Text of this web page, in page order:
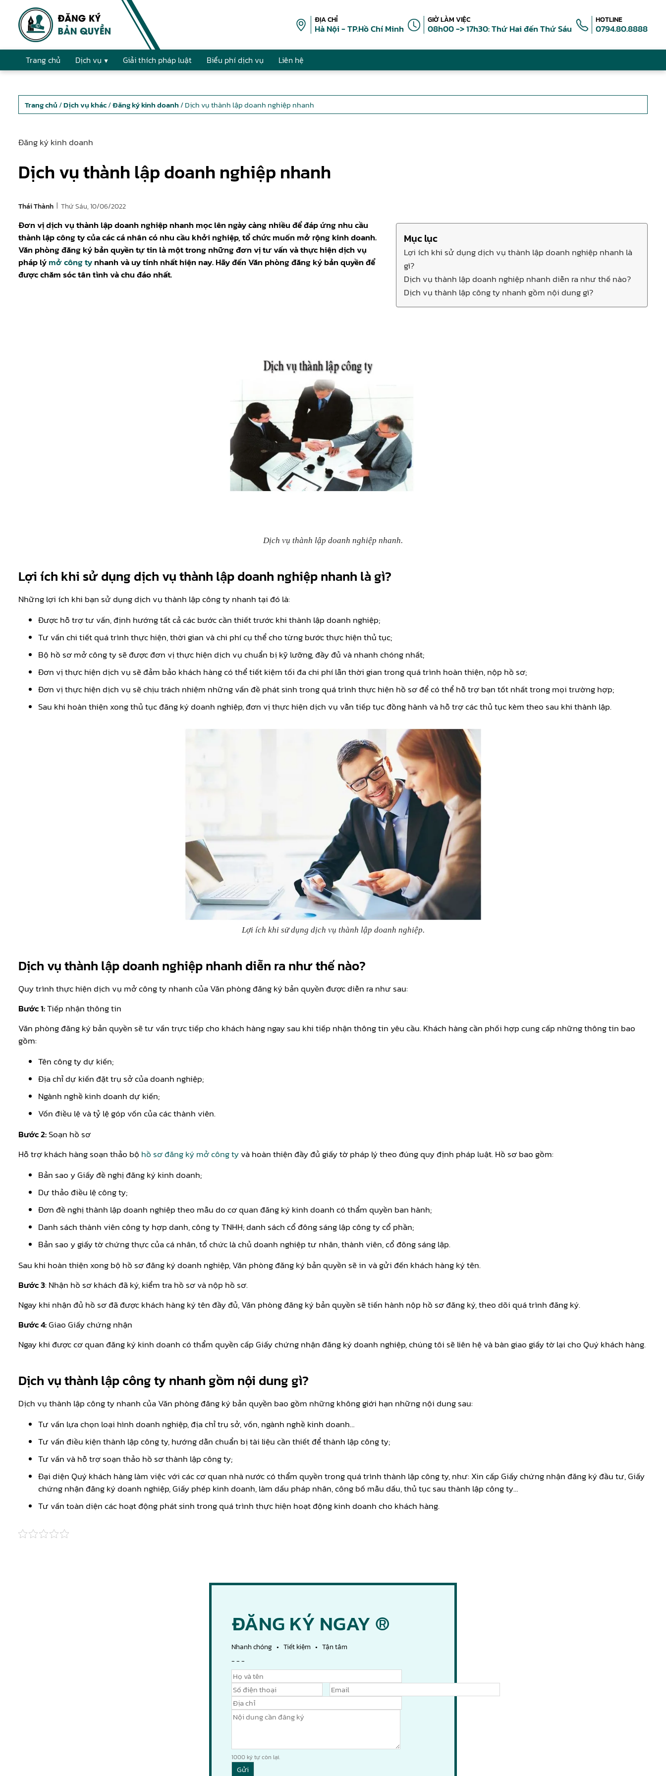
ĐỊA CHỈ
Hà Nội - TP.Hồ Chí Minh
GIỜ LÀM VIỆC
08h00 -> 17h30: Thứ Hai đến Thứ Sáu
HOTLINE
0794.80.8888
Trang chủ Dịch vụ Giải thích pháp luật Biểu phí dịch vụ Liên hệ
Trang chủ /Dịch vụ khác/Đăng ký kinh doanh / Dịch vụ thành lập doanh nghiệp nhanh
Đăng ký kinh doanh
Dịch vụ thành lập doanh nghiệp nhanh
Thái Thành | Thứ Sáu, 10/06/2022
Mục lục
Lợi ích khi sử dụng dịch vụ thành lập doanh nghiệp nhanh là
gì?
Dịch vụ thành lập doanh nghiệp nhanh diễn ra như thế nào?
Dịch vụ thành lập công ty nhanh gồm nội dung gì?
Đơn vị dịch vụ thành lập doanh nghiệp nhanh mọc lên ngày càng nhiều để đáp ứng nhu cầu
thành lập công ty của các cá nhân có nhu cầu khởi nghiệp, tổ chức muốn mở rộng kinh doanh.
Văn phòng đăng ký bản quyền tự tin là một trong những đơn vị tư vấn và thực hiện dịch vụ
pháp lýmở công tynhanh và uy tính nhất hiện nay. Hãy đến Văn phòng đăng ký bản quyền để
được chăm sóc tân tình và chu đáo nhất.
Dịch vụ thành lập doanh nghiệp nhanh.
Lợi ích khi sử dụng dịch vụ thành lập doanh nghiệp nhanh là gì?
Những lợi ích khi bạn sử dụng dịch vụ thành lập công ty nhanh tại đó là:
Được hỗ trợ tư vấn, định hướng tất cả các bước cần thiết trước khi thành lập doanh nghiệp;
Tư vấn chi tiết quá trình thực hiện, thời gian và chi phí cụ thể cho từng bước thực hiện thủ tục;
Bộ hồ sơ mở công ty sẽ được đơn vị thực hiện dịch vụ chuẩn bị kỹ lưỡng, đầy đủ và nhanh chóng nhất;
Đơn vị thực hiện dịch vụ sẽ đảm bảo khách hàng có thể tiết kiệm tối đa chi phí lẫn thời gian trong quá trình hoàn thiện, nộp hồ sơ;
Đơn vị thực hiện dịch vụ sẽ chịu trách nhiệm những vấn đề phát sinh trong quá trình thực hiện hồ sơ để có thể hỗ trợ bạn tốt nhất trong mọi trường hợp;
Sau khi hoàn thiện xong thủ tục đăng ký doanh nghiệp, đơn vị thực hiện dịch vụ vẫn tiếp tục đồng hành và hỗ trợ các thủ tục kèm theo sau khi thành lập.
Lợi ích khi sử dụng dịch vụ thành lập doanh nghiệp.
Dịch vụ thành lập doanh nghiệp nhanh diễn ra như thế nào?
Quy trình thực hiện dịch vụ mở công ty nhanh của Văn phòng đăng ký bản quyền được diễn ra như sau:
Bước 1:Tiếp nhận thông tin
Văn phòng đăng ký bản quyền sẽ tư vấn trực tiếp cho khách hàng ngay sau khi tiếp nhận thông tin yêu cầu. Khách hàng cần phối hợp cung cấp những thông tin bao
gồm:
Tên công ty dự kiến;
Địa chỉ dự kiến đặt trụ sở của doanh nghiệp;
Ngành nghề kinh doanh dự kiến;
Vốn điều lệ và tỷ lệ góp vốn của các thành viên.
Bước 2:Soạn hồ sơ
Hỗ trợ khách hàng soạn thảo bộ hồ sơ đăng ký mở công tyvà hoàn thiện đầy đủ giấy tờ pháp lý theo đúng quy định pháp luật. Hồ sơ bao gồm:
Bản sao y Giấy đề nghị đăng ký kinh doanh;
Dự thảo điều lệ công ty;
Đơn đề nghị thành lập doanh nghiệp theo mẫu do cơ quan đăng ký kinh doanh có thẩm quyền ban hành;
Danh sách thành viên công ty hợp danh, công ty TNHH; danh sách cổ đông sáng lập công ty cổ phần;
Bản sao y giấy tờ chứng thực của cá nhân, tổ chức là chủ doanh nghiệp tư nhân, thành viên, cổ đông sáng lập.
Sau khi hoàn thiện xong bộ hồ sơ đăng ký doanh nghiệp, Văn phòng đăng ký bản quyền sẽ in và gửi đến khách hàng ký tên.
Bước 3: Nhận hồ sơ khách đã ký, kiểm tra hồ sơ và nộp hồ sơ.
Ngay khi nhận đủ hồ sơ đã được khách hàng ký tên đầy đủ, Văn phòng đăng ký bản quyền sẽ tiến hành nộp hồ sơ đăng ký, theo dõi quá trình đăng ký.
Bước 4:Giao Giấy chứng nhận
Ngay khi được cơ quan đăng ký kinh doanh có thẩm quyền cấp Giấy chứng nhận đăng ký doanh nghiệp, chúng tôi sẽ liên hệ và bàn giao giấy tờ lại cho Quý khách hàng.
Dịch vụ thành lập công ty nhanh gồm nội dung gì?
Dịch vụ thành lập công ty nhanh của Văn phòng đăng ký bản quyền bao gồm những không giới hạn những nội dung sau:
Tư vấn lựa chọn loại hình doanh nghiệp, địa chỉ trụ sở, vốn, ngành nghề kinh doanh…
Tư vấn điều kiện thành lập công ty, hướng dẫn chuẩn bị tài liệu cần thiết để thành lập công ty;
Tư vấn và hỗ trợ soạn thảo hồ sơ thành lập công ty;
Đại diện Quý khách hàng làm việc với các cơ quan nhà nước có thẩm quyền trong quá trình thành lập công ty, như: Xin cấp Giấy chứng nhận đăng ký đầu tư, Giấy
chứng nhận đăng ký doanh nghiệp, Giấy phép kinh doanh, làm dấu pháp nhân, công bố mẫu dấu, thủ tục sau thành lập công ty…
Tư vấn toàn diện các hoạt động phát sinh trong quá trình thực hiện hoạt động kinh doanh cho khách hàng.
ĐĂNG KÝ NGAY ®
Nhanh chóng • Tiết kiệm • Tận tâm
- - -
1000 ký tự còn lại.